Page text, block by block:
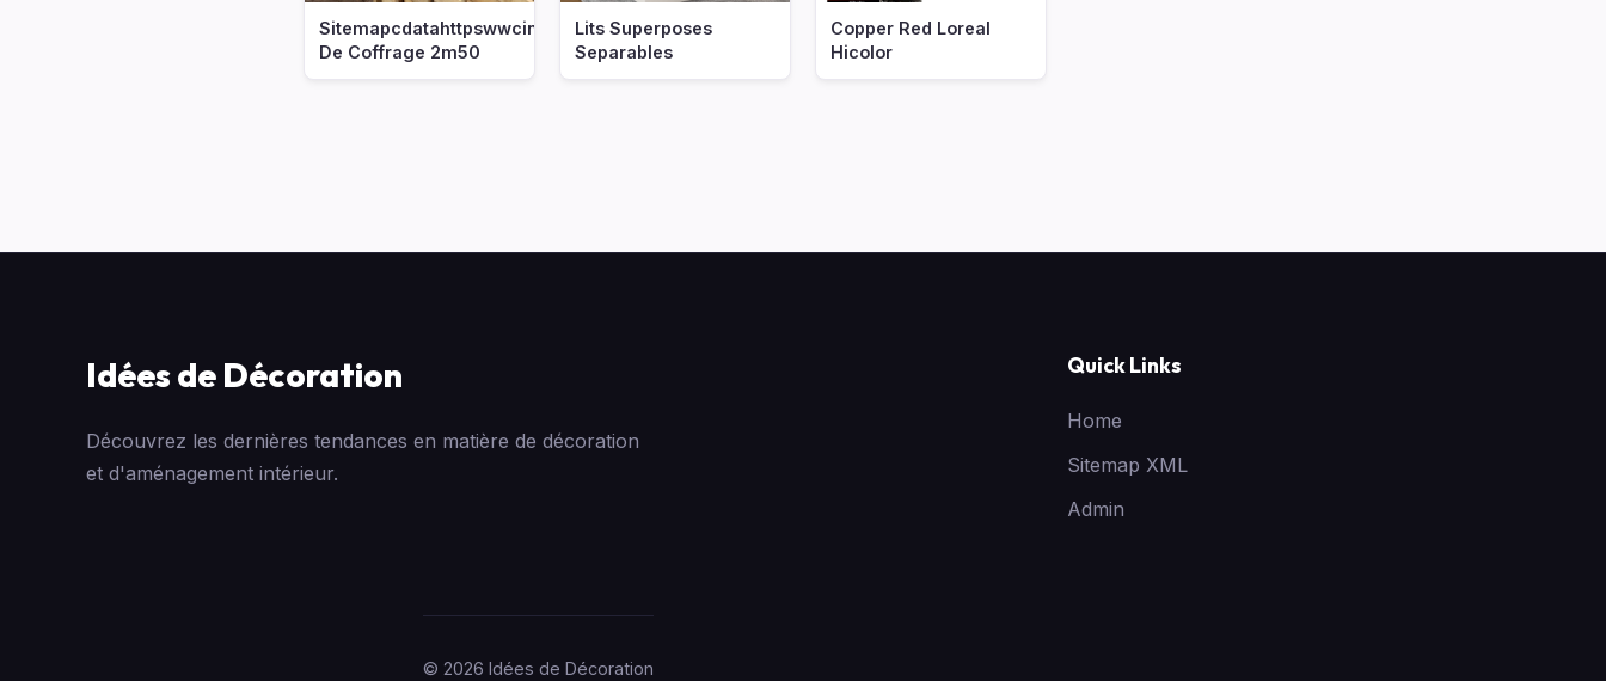
Sitemapcdatahttpswwcinfbizidplanche
De Coffrage 2m50
Lits Superposes
Separables
Copper Red Loreal
Hicolor
Idées de Décoration
Découvrez les dernières tendances en matière de décoration
et d'aménagement intérieur.
Quick Links
Home
Sitemap XML
Admin
© 2026 Idées de Décoration